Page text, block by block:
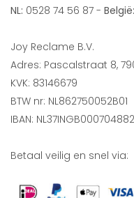
NL: 0528 74 56 87 - België:
Joy Reclame B.V.
Adres: Pascalstraat 8,
KVK: 83146679
BTW nr: NL862750052B01
IBAN:
Betaal veilig en snel via: